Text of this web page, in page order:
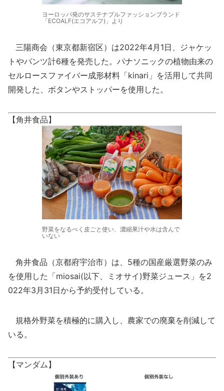
ヨーロッパ発のサステナブルファッションブランド
「ECOALF(エコアルフ)」より
三陽商会（東京都新宿区）は2022年4月1日、ジャケッ
トやパンツ計6種を発売した。パナソニックの植物由来の
セルロースファイバー成形材料「kinari」を活用して共同
開発した、ボタンやストッパーを使用した。
【角井食品】
野菜をなるべく皮ごと使い、濃縮果汁や水は含んで
いない
角井食品（京都府宇治市）は、5種の国産厳選野菜のみ
を使用した「miosai(以下、ミオサイ)野菜ジュース」を2
022年3月31日から予約受付している。
規格外野菜を積極的に購入し、農家での廃棄を削減して
いる。
【マンダム】